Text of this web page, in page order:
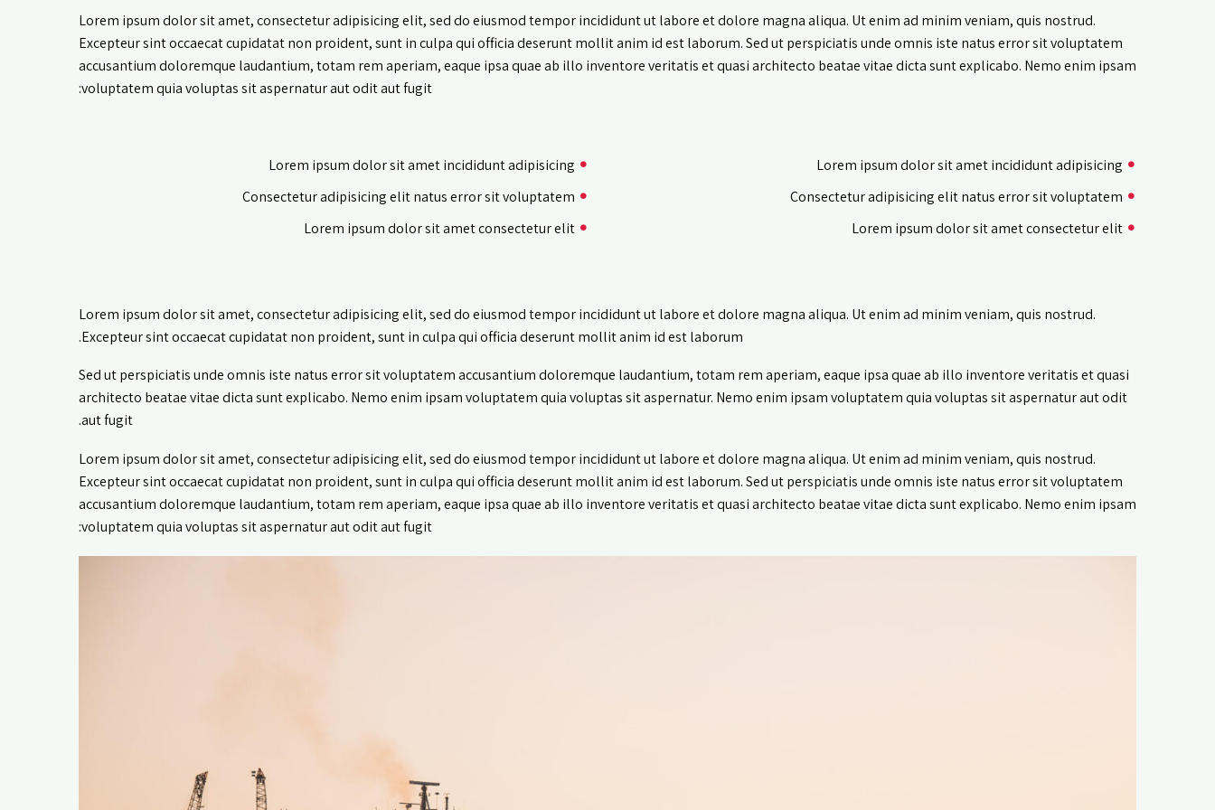
Lorem ipsum dolor sit amet, consectetur adipisicing elit, sed do eiusmod tempor incididunt ut labore et dolore magna aliqua. Ut enim ad minim veniam, quis nostrud.
Excepteur sint occaecat cupidatat non proident, sunt in culpa qui officia deserunt mollit anim id est laborum. Sed ut perspiciatis unde omnis iste natus error sit voluptatem
accusantium doloremque laudantium, totam rem aperiam, eaque ipsa quae ab illo inventore veritatis et quasi architecto beatae vitae dicta sunt explicabo. Nemo enim ipsam
voluptatem quia voluptas sit aspernatur aut odit aut fugit:
Lorem ipsum dolor sit amet incididunt adipisicing
Consectetur adipisicing elit natus error sit voluptatem
Lorem ipsum dolor sit amet consectetur elit
Lorem ipsum dolor sit amet incididunt adipisicing
Consectetur adipisicing elit natus error sit voluptatem
Lorem ipsum dolor sit amet consectetur elit
Lorem ipsum dolor sit amet, consectetur adipisicing elit, sed do eiusmod tempor incididunt ut labore et dolore magna aliqua. Ut enim ad minim veniam, quis nostrud.
Excepteur sint occaecat cupidatat non proident, sunt in culpa qui officia deserunt mollit anim id est laborum.
Sed ut perspiciatis unde omnis iste natus error sit voluptatem accusantium doloremque laudantium, totam rem aperiam, eaque ipsa quae ab illo inventore veritatis et quasi
architecto beatae vitae dicta sunt explicabo. Nemo enim ipsam voluptatem quia voluptas sit aspernatur. Nemo enim ipsam voluptatem quia voluptas sit aspernatur aut odit
aut fugit.
Lorem ipsum dolor sit amet, consectetur adipisicing elit, sed do eiusmod tempor incididunt ut labore et dolore magna aliqua. Ut enim ad minim veniam, quis nostrud.
Excepteur sint occaecat cupidatat non proident, sunt in culpa qui officia deserunt mollit anim id est laborum. Sed ut perspiciatis unde omnis iste natus error sit voluptatem
accusantium doloremque laudantium, totam rem aperiam, eaque ipsa quae ab illo inventore veritatis et quasi architecto beatae vitae dicta sunt explicabo. Nemo enim ipsam
voluptatem quia voluptas sit aspernatur aut odit aut fugit: